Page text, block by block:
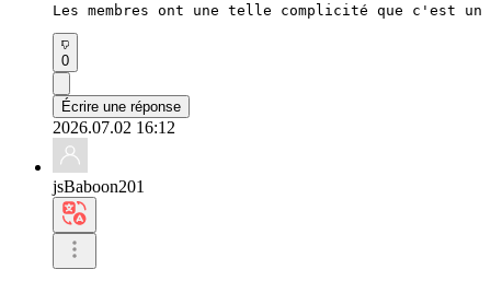
Les membres ont une telle complicité que c'est
0
Écrire une réponse
2026.07.02 16:12
jsBaboon201